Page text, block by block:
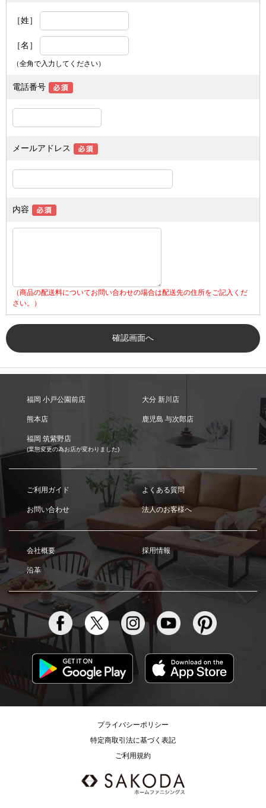
［姓］
［名］
（全角で入力してください）
電話番号
メールアドレス
内容
（商品の配送料についてお問い合わせの場合は配送先の住所をご記入くだ
さい。）
福岡 小戸公園前店 大分 新川店
熊本店 鹿児島 与次郎店
福岡 筑紫野店
(業態変更の為お店が変わりました)
ご利用ガイド よくある質問
お問い合わせ 法人のお客様へ
会社概要 採用情報
沿革
プライバシーポリシー
特定商取引法に基づく表記
ご利用規約